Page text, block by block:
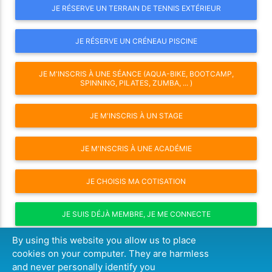
JE RÉSERVE UN TERRAIN DE TENNIS EXTÉRIEUR
JE RÉSERVE UN CRÉNEAU PISCINE
JE M'INSCRIS À UNE SÉANCE (AQUA-BIKE, BOOTCAMP,
SPINNING, PILATES, ZUMBA, ... )
JE M'INSCRIS À UN STAGE
JE M'INSCRIS À UNE ACADÉMIE
JE CHOISIS MA COTISATION
JE SUIS DÉJÀ MEMBRE, JE ME CONNECTE
JE NE SUIS PAS ENCORE MEMBRE, JE CRÉE MON COMPTE
By using this website you allow us to place
cookies on your computer. They are harmless
and never personally identify you